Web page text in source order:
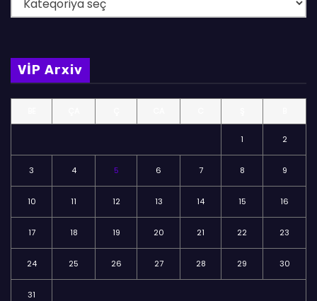
ö
m
l
VİP Arxiv
1 2
3 4 5 6 7 8 9
10 11 12 13 14 15 16
17 18 19 20 21 22 23
24 25 26 27 28 29 30
31